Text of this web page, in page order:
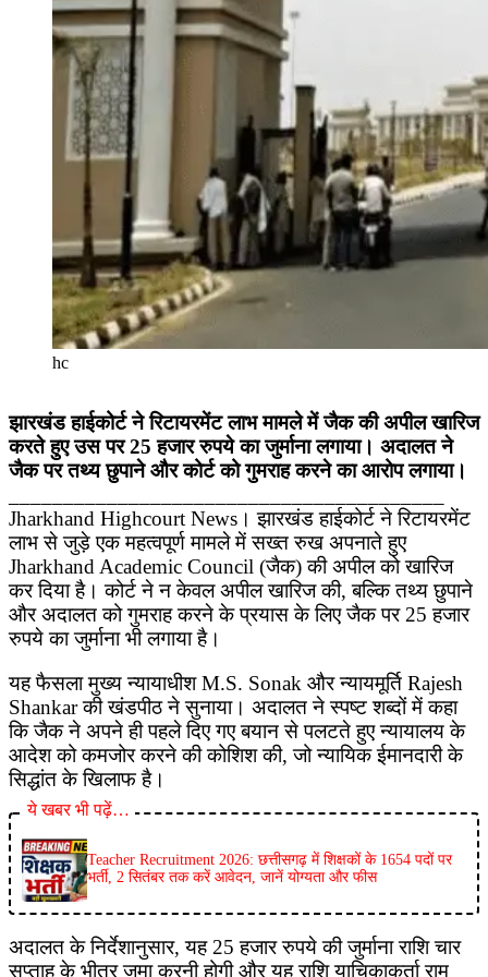
hc
झारखंड हाईकोर्ट ने रिटायरमेंट लाभ मामले में जैक की अपील खारिज
करते हुए उस पर 25 हजार रुपये का जुर्माना लगाया। अदालत ने
जैक पर तथ्य छुपाने और कोर्ट को गुमराह करने का आरोप लगाया।
Jharkhand Highcourt News। झारखंड हाईकोर्ट ने रिटायरमेंट
लाभ से जुड़े एक महत्वपूर्ण मामले में सख्त रुख अपनाते हुए
Jharkhand Academic Council (जैक) की अपील को खारिज
कर दिया है। कोर्ट ने न केवल अपील खारिज की, बल्कि तथ्य छुपाने
और अदालत को गुमराह करने के प्रयास के लिए जैक पर 25 हजार
रुपये का जुर्माना भी लगाया है।
यह फैसला मुख्य न्यायाधीश M.S. Sonak और न्यायमूर्ति Rajesh
Shankar की खंडपीठ ने सुनाया। अदालत ने स्पष्ट शब्दों में कहा
कि जैक ने अपने ही पहले दिए गए बयान से पलटते हुए न्यायालय के
आदेश को कमजोर करने की कोशिश की, जो न्यायिक ईमानदारी के
सिद्धांत के खिलाफ है।
ये खबर भी पढ़ें…
Teacher Recruitment 2026: छत्तीसगढ़ में शिक्षकों के 1654 पदों पर
भर्ती, 2 सितंबर तक करें आवेदन, जानें योग्यता और फीस
अदालत के निर्देशानुसार, यह 25 हजार रुपये की जुर्माना राशि चार
सप्ताह के भीतर जमा करनी होगी और यह राशि याचिकाकर्ता राम